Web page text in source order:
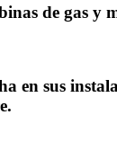
de gas y
en sus